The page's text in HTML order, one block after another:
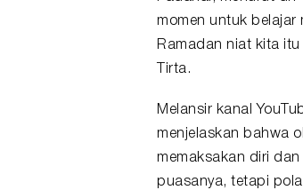
momen untuk
Ramadan niat kita
Tirta.
Melansir kanal
menjelaskan bahwa
memaksakan diri
puasanya, tetapi